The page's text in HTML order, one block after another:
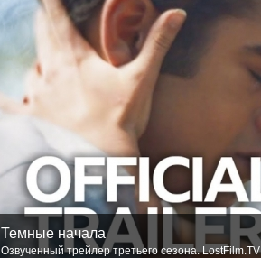
Темные начала
Озвученный трейлер третьего сезона. LostFilm.TV